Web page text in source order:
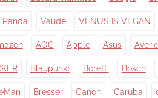
Panda Vaude VENUS IS VEGAN
AOC Apple Asus Averie
Blaupunkt Boretti Bosch
Bresser Canon Caruba